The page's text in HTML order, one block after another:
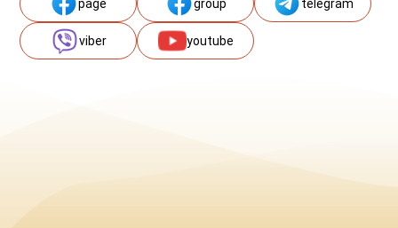
page group telegram
viber youtube